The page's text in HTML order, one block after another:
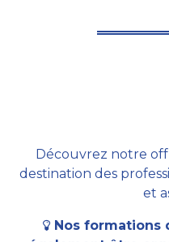
Découvrez notre
destination des
et
Nos formations